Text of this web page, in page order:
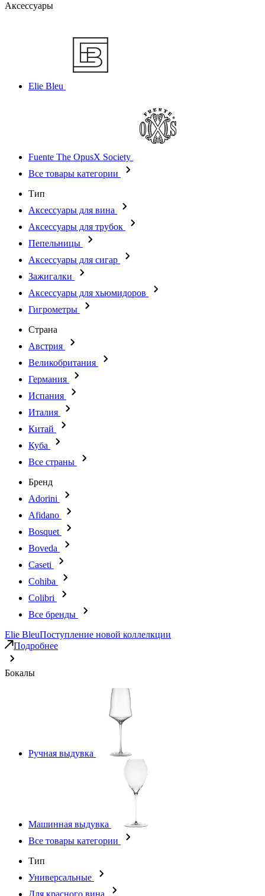
Аксессуары
Elie Bleu
Fuente The OpusX Society
Все товары категории
Тип
Аксессуары для вина
Аксессуары для трубок
Пепельницы
Аксессуары для сигар
Зажигалки
Аксессуары для хьюмидоров
Гигрометры
Страна
Австрия
Великобритания
Германия
Испания
Италия
Китай
Куба
Все страны
Бренд
Adorini
Afidano
Bosquet
Boveda
Caseti
Cohiba
Colibri
Все бренды
Elie BleuПоступление новой коллелкции
Подробнее
Бокалы
Ручная выдувка
Машинная выдувка
Все товары категории
Тип
Универсальные
Для красного вина